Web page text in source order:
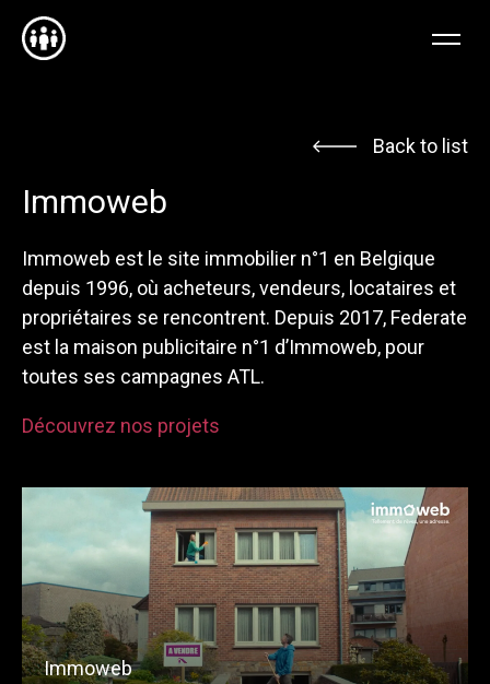
FRENNL
Back to list
Immoweb
Immoweb est le site immobilier n°1 en Belgique
depuis 1996, où acheteurs, vendeurs, locataires et
propriétaires se rencontrent. Depuis 2017, Federate
est la maison publicitaire n°1 d’Immoweb, pour
toutes ses campagnes ATL.
Découvrez nos projets
Immoweb